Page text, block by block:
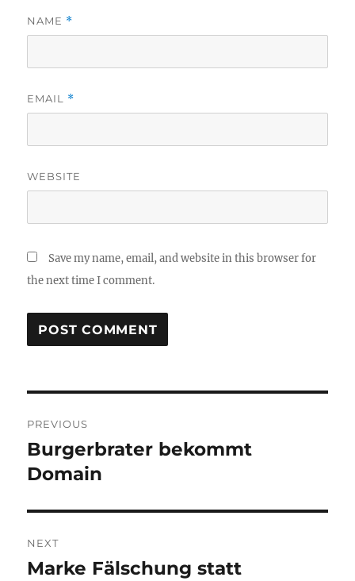
NAME *
EMAIL *
WEBSITE
Save my name, email, and website in this browser for
the next time I comment.
navigation
PREVIOUS
Previous
post:
Burgerbrater bekommt
Domain
NEXT
Next
Marke Fälschung statt